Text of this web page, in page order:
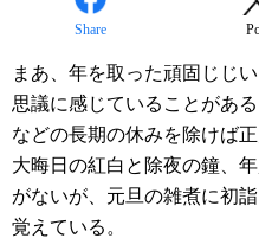
Share
まあ、年を取った頑固じじ
思議に感じていることがあ
などの長期の休みを除けば
大晦日の紅白と除夜の鐘、
がないが、元旦の雑煮に初
覚えている。